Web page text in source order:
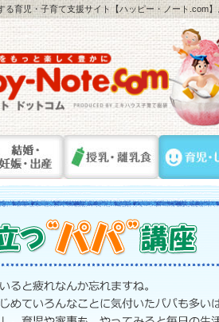
る育児・子育て支援サイト【ハッピー・ノート